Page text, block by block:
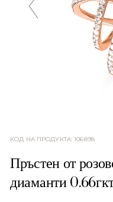
КОД НА ПРОДУКТА:106898
Пръстен от
диаманти